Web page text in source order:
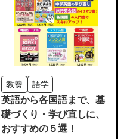
教養 語学
英語から各国語まで、基
礎づくり・学び直しに、
おすすめの５選！